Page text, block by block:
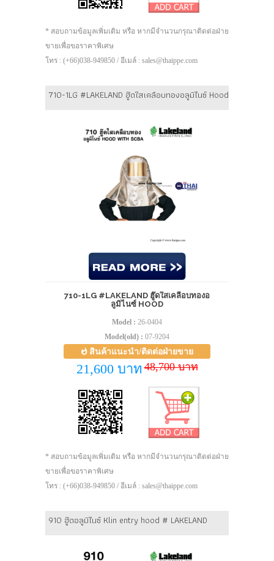
* สอบถามข้อมูลเพิ่มเติม หรือ หากมีจำนวนกรุณาติดต่อฝ่าย
ขายเพื่อขอราคาพิเศษ
โทร : (+66)038-949850 / อีเมล์ : sales@thaippe.com
710-1LG #LAKELAND ฮู๊ดใสเคลือบทองอลูมิไนซ์ Hood
710-1LG #LAKELAND ฮู๊ดใสเคลือบทองอ
ลูมิไนซ์ HOOD
Model : 26-0404
Model(old) : 07-9204
สินค้าแนะนำ/ติดต่อฝ่ายขาย
21,600 บาท 48,700 บาท
* สอบถามข้อมูลเพิ่มเติม หรือ หากมีจำนวนกรุณาติดต่อฝ่าย
ขายเพื่อขอราคาพิเศษ
โทร : (+66)038-949850 / อีเมล์ : sales@thaippe.com
910 ฮู๊ดอลูมิไนซ์ Klin entry hood # LAKELAND